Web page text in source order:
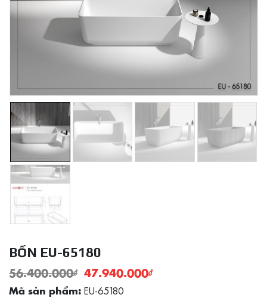
BỒN EU-65180
56.400.000₫ 47.940.000₫
Mã sản phẩm: EU-65180